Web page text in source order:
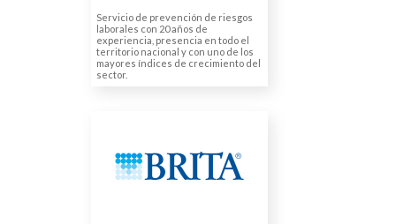
Servicio de prevención de riesgos
laborales con 20 años de
experiencia, presencia en todo el
territorio nacional y con uno de los
mayores índices de crecimiento del
sector.
Traducciones juradas